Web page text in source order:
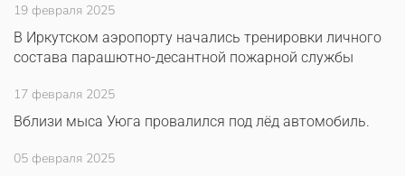
19 февраля 2025
В Иркутском аэропорту начались тренировки личного
состава парашютно-десантной пожарной службы
17 февраля 2025
Вблизи мыса Уюга провалился под лёд автомобиль.
05 февраля 2025